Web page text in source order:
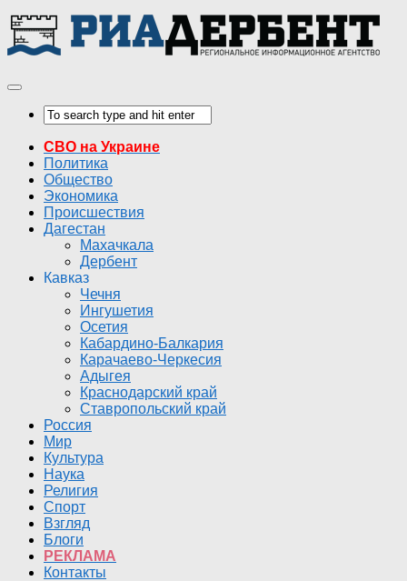
СВО на Украине
Политика
Общество
Экономика
Происшествия
Дагестан
Махачкала
Дербент
Кавказ
Чечня
Ингушетия
Осетия
Кабардино-Балкария
Карачаево-Черкесия
Адыгея
Краснодарский край
Ставропольский край
Россия
Мир
Культура
Наука
Религия
Спорт
Взгляд
Блоги
РЕКЛАМА
Контакты